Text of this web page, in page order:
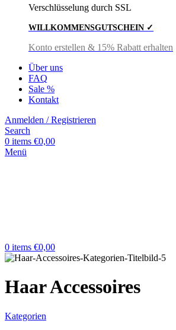
Verschlüsselung durch SSL
WILLKOMMENSGUTSCHEIN ✓
Konto erstellen & 15% Rabatt erhalten
Über uns
FAQ
Sale %
Kontakt
Anmelden / Registrieren
Search
0 items €0,00
Menü
0 items €0,00
Haar Accessoires
Kategorien